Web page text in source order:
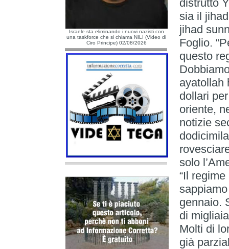
Israele sta eliminando i nuovi nazisti con
una taskforce che si chiama NILI (Video di
Ciro Principe) 02/08/2026
distrutto
sia il
jihad
Foglio.
questo
ayatollah
dollari
oriente,
notizie
solo
“Il
gennaio.
di
Molti di
già